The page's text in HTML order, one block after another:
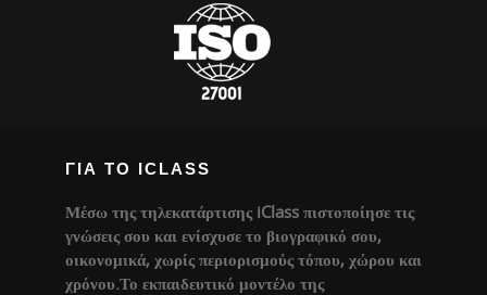
ΓΙΑ ΤΟ ICLASS
Μέσω της τηλεκατάρτισης iClass πιστοποίησε τις
γνώσεις σου και ενίσχυσε το βιογραφικό σου,
οικονομικά, χωρίς περιορισμούς τόπου, χώρου και
χρόνου.Το εκπαιδευτικό μοντέλο της